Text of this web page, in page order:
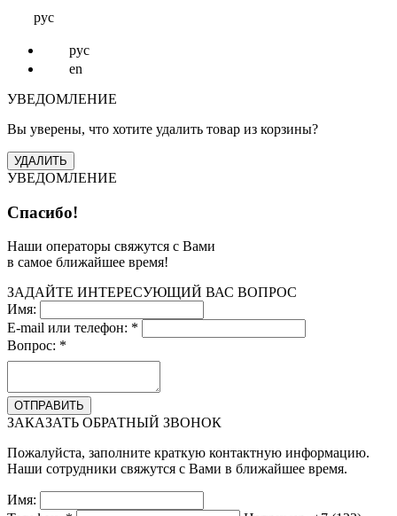
рус
рус
en
УВЕДОМЛЕНИЕ
Вы уверены, что хотите удалить товар из корзины?
УВЕДОМЛЕНИЕ
Спасибо!
Наши операторы свяжутся с Вами
в самое ближайшее время!
ЗАДАЙТЕ ИНТЕРЕСУЮЩИЙ ВАС ВОПРОС
Имя:
E-mail или телефон: *
Вопрос: *
ЗАКАЗАТЬ ОБРАТНЫЙ ЗВОНОК
Пожалуйста, заполните краткую контактную информацию.
Наши сотрудники свяжутся с Вами в ближайшее время.
Имя: